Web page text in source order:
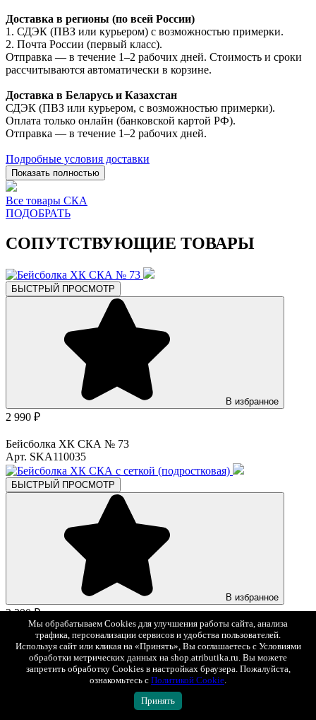
Доставка в регионы (по всей России)
1. СДЭК (ПВЗ или курьером) с возможностью примерки.
2. Почта России (первый класс).
Отправка — в течение 1–2 рабочих дней. Стоимость и сроки
рассчитываются автоматически в корзине.
Доставка в Беларусь и Казахстан
СДЭК (ПВЗ или курьером, с возможностью примерки).
Оплата только онлайн (банковской картой РФ).
Отправка — в течение 1–2 рабочих дней.
Подробные условия доставки
Показать полностью
Все товары СКА
ПОДОБРАТЬ
СОПУТСТВУЮЩИЕ ТОВАРЫ
БЫСТРЫЙ ПРОСМОТР
В избранное
2 990 ₽
Бейсболка ХК СКА № 73
Арт. SKA110035
БЫСТРЫЙ ПРОСМОТР
В избранное
2 290 ₽
Бейсболка ХК СКА с сеткой (подростковая)
Арт. 107883
БЫСТРЫЙ ПРОСМОТР
Мы обрабатываем Cookies для улучшения работы сайта, анализа
трафика, персонализации сервисов и удобства пользователей.
Используя сайт или кликая на «Принять», Вы соглашаетесь с Условиями
обработки метрических данных на shop.atributika.ru. Вы можете
запретить обработку Cookies в настройках браузера. Пожалуйста,
ознакомьтесь с Политикой Cookie.
Принять